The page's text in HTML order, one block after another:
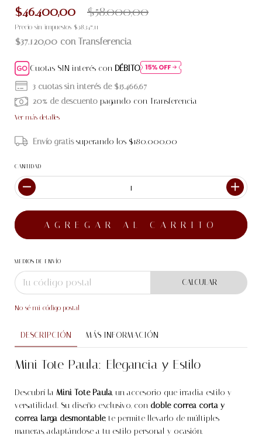
$46.400,00 $58.000,00
Precio sin impuestos $38.347,11
$37.120,00 con Transferencia
Cuotas SIN interés con DÉBITO
3 cuotas sin interés de $15.466,67
20% de descuento pagando con Transferencia
Ver más detalles
Envío gratissuperando los $180.000,00
CANTIDAD
MEDIOS DE ENVÍO
CALCULAR
No sé mi código postal
DESCRIPCIÓN MÁS INFORMACIÓN
Mini Tote Paula: Elegancia y Estilo
Descubrí la Mini Tote Paula, un accesorio que irradia estilo y
versatilidad. Su diseño exclusivo, con doble correa corta y
correa larga desmontable, te permite llevarlo de múltiples
maneras, adaptándose a tu estilo personal y ocasión.